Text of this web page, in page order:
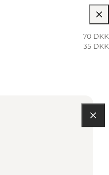
05:00 PM–06:30 PM
07:00 PM–08:30 PM
70 DKK
35 DKK